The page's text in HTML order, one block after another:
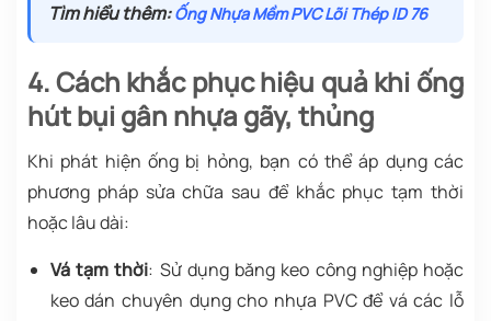
Tìm hiểu thêm:Ống Nhựa Mềm PVC Lõi Thép ID 76
4. Cách khắc phục hiệu quả khi ống
hút bụi gân nhựa gãy, thủng
Khi phát hiện ống bị hỏng, bạn có thể áp dụng các
phương pháp sửa chữa sau để khắc phục tạm thời
hoặc lâu dài:
Vá tạm thời: Sử dụng băng keo công nghiệp hoặc
keo dán chuyên dụng cho nhựa PVC để vá các lỗ